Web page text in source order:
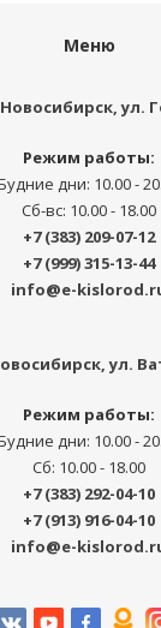
Меню
Новосибирск,ул.
Режим работы:
дни: 10.00 -
Сб-вс: 10.00 - 18.00
+7 (383) 209-07-12
+7 (999) 315-13-44
info@e-
,ул.
Режим работы:
дни: 10.00 -
Сб: 10.00 - 18.00
+7 (383) 292-04-10
+7 (913) 916-04-10
info@e-